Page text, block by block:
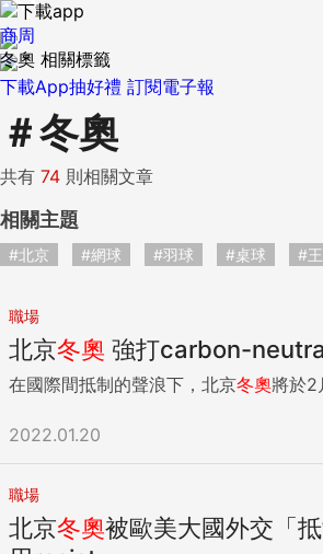
下載App抽好禮 訂閱電子報
商周
冬奧 相關標籤
＃冬奧
共有 74 則相關文章
相關主題
#北京 #網球 #羽球 #桌球 #
職場
北京冬奧 強打carbon-
在國際間抵制的聲浪下，北京冬奧將於2
2022.01.20
職場
北京冬奧被歐美大國外交「